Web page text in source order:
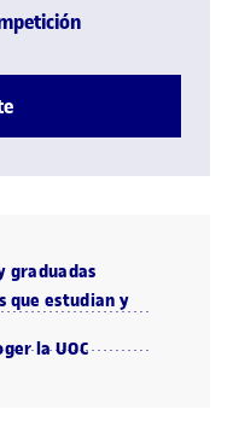
graduadas
que estudian y
la UOC